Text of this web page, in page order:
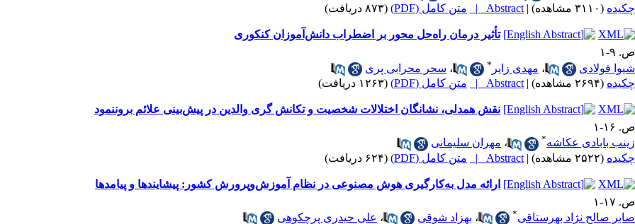
چکیده (۳۱۱۰ مشاهده) |
Abstract | متن کامل (PDF) (۸۷۳ دریافت)
تأثیر درمان راه‌حل محور بر اضطراب دانش‌آموزان کنکوری
ص. ۹-۱
شیوا فولادی
، مهدی زایر * ، سحر محرابی پری
چکیده (۲۶۹۴ مشاهده) |
Abstract | متن کامل (PDF) (۱۲۶۳ دریافت)
نقش همدلی، نشانگان اختلالات شخصیت و تکانش گری والدین در پیش‌بینی علائم بروننمود
ص. ۱۶-۱
زینب بابادی عکاشه* ، مهران سلیمانی
چکیده (۲۵۲۲ مشاهده) |
Abstract | متن کامل (PDF) (۶۲۴ دریافت)
ارائه مدل به‌کارگیری هوش مصنوعی در نظام آموزش‌وپرورش کشور: پیشایندها و پیامدها
ص. ۱۷-۱
صابر صالح نژاد بهرستاقی* ، بهزاد شوقی ، علی حیدری پرچکوهی